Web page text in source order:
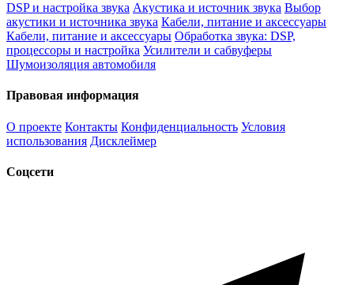
DSP и настройка звука Акустика и источник звука Выбор
акустики и источника звука Кабели, питание и аксессуары
Кабели, питание и аксессуары Обработка звука: DSP,
процессоры и настройка Усилители и сабвуферы
Шумоизоляция автомобиля
Правовая информация
О проекте Контакты Конфиденциальность Условия
использования Дисклеймер
Соцсети